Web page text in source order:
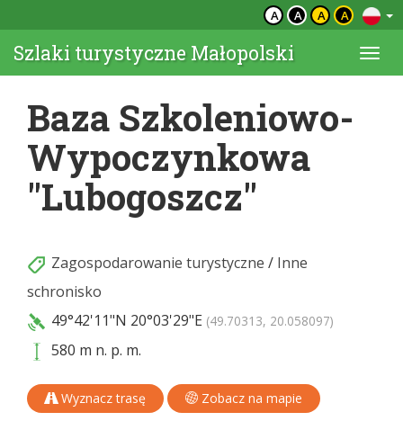
A A A A
Szlaki turystyczne Małopolski
Baza Szkoleniowo-
Wypoczynkowa
"Lubogoszcz"
Zagospodarowanie turystyczne / Inne
schronisko
49°42'11"N 20°03'29"E (49.70313, 20.058097)
580 m n. p. m.
Wyznacz trasę Zobacz na mapie